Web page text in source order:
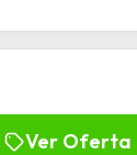
Ver Oferta